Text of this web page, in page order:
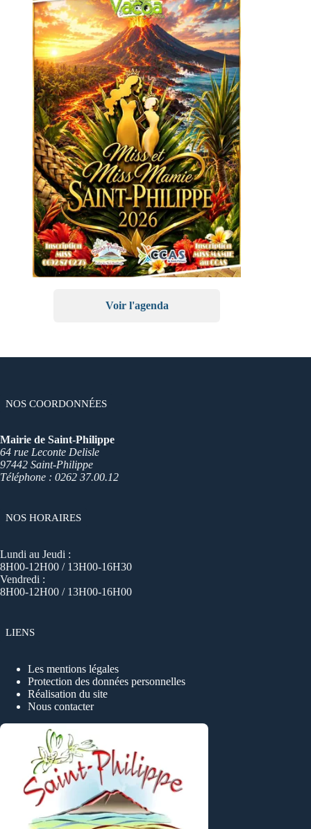
Voir l'agenda
NOS COORDONNÉES
Mairie de Saint-Philippe
64 rue Leconte Delisle
97442 Saint-Philippe
Téléphone : 0262 37.00.12
NOS HORAIRES
Lundi au Jeudi :
8H00-12H00 / 13H00-16H30
Vendredi :
8H00-12H00 / 13H00-16H00
LIENS
Les mentions légales
Protection des données personnelles
Réalisation du site
Nous contacter